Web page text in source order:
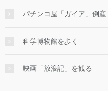
パチンコ屋「ガイア」倒産
科学博物館を歩く
映画「放浪記」を観る